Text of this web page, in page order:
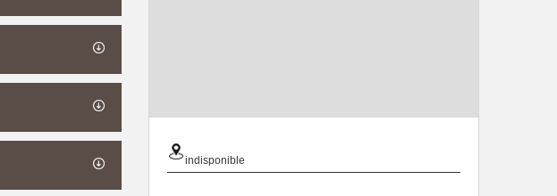
indisponible